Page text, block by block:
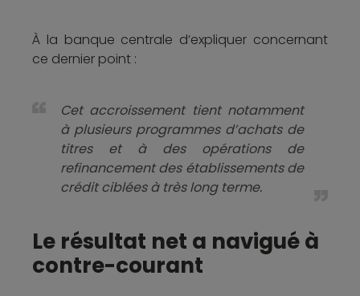
À la banque centrale d’expliquer concernant
ce dernier point :
Cet accroissement tient notamment
à plusieurs programmes d’achats de
titres et à des opérations de
refinancement des établissements de
crédit ciblées à très long terme.
Le résultat net a navigué à
contre-courant